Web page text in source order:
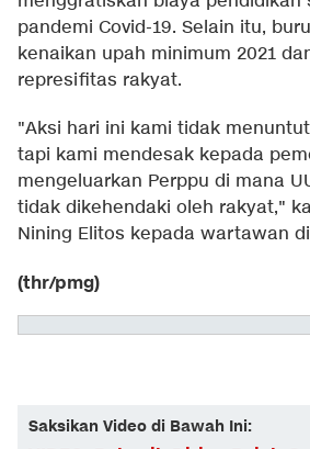
pandemi Covid-19. Selain itu,
kenaikan upah minimum 2021
represifitas rakyat.
"Aksi hari ini kami tidak menuntut
tapi kami mendesak kepada
mengeluarkan Perppu di mana
tidak dikehendaki oleh rakyat,"
Nining Elitos kepada wartawan
(thr/pmg)
Saksikan Video di Bawah Ini: